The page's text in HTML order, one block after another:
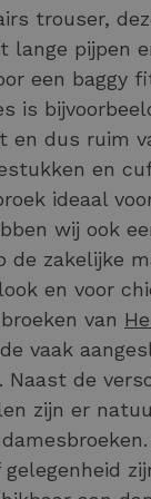
trouser,
lange pijpen
een baggy
is
en dus ruim
en
ideaal
wij ook
de zakelijke
en voor
van
vaak
de
zijn er